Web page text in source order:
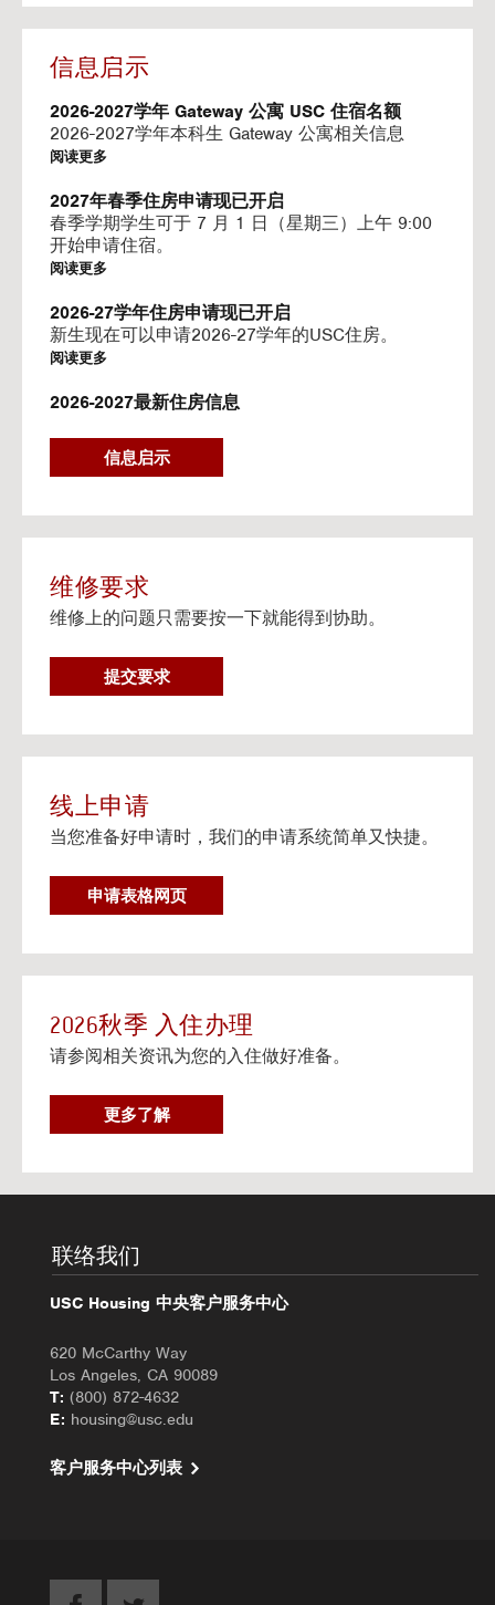
O
U
S
I
N
V
I
D
E
O
信息启示
2026-2027学年 Gateway 公寓 USC 住宿名额
2026-2027学年本科生 Gateway 公寓相关信息
阅读更多
2027年春季住房申请现已开启
春季学期学生可于 7 月 1 日（星期三）上午 9:00
开始申请住宿。
阅读更多
2026-27学年住房申请现已开启
新生现在可以申请2026-27学年的USC住房。
阅读更多
2026-2027最新住房信息
Gateway apartments 将在(UHR)住房续约程序中可
用。
流媒体服务
在个人设备上观看流媒体电视
邮寄信息以及楼宇地址
阅读更多
信息启示
维修要求
维修上的问题只需要按一下就能得到协助。
提交要求维
修
线上申请
当您准备好申请时，我们的申请系统简单又快捷。
申请表格网页
2026秋季 入住办理
请参阅相关资讯为您的入住做好准备。
更多了解2
0
办
理
联络我们
USC Housing 中央客户服务中心
620 McCarthy Way
Los Angeles, CA 90089
T: (800) 872-4632
E: housing@usc.edu
客户服务中心列表